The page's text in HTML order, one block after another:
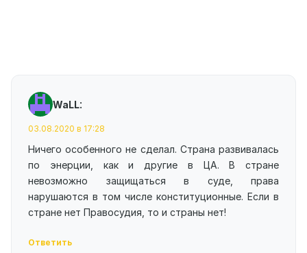
WaLL:
03.08.2020 в 17:28
Ничего особенного не сделал. Страна развивалась
по энерции, как и другие в ЦА. В стране
невозможно защищаться в суде, права
нарушаются в том числе конституционные. Если в
стране нет Правосудия, то и страны нет!
Ответить